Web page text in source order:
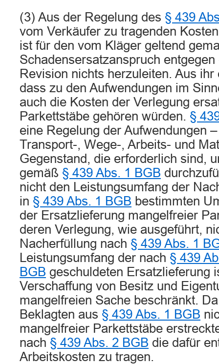
(3) Aus der Regelung des § 439
vom Verkäufer zu tragenden
ist für den vom Kläger geltend
Schadensersatzanspruch
Revision nichts herzuleiten. Aus
dass zu den Aufwendungen im
auch die Kosten der Verlegung
Parkettstäbe gehören würden. §
eine Regelung der Aufwendungen
Transport-, Wege-, Arbeits- und
Gegenstand, die erforderlich sind,
gemäß § 439 Abs. 1 BGB
nicht den Leistungsumfang der
in § 439 Abs. 1 BGB bestimmten
der Ersatzlieferung mangelfreier
deren Verlegung, wie ausgeführt,
Nacherfüllung nach § 439 Abs. 1
Leistungsumfang der nach § 439
BGB geschuldeten Ersatzlieferung
Verschaffung von Besitz und
mangelfreien Sache beschränkt.
Beklagten aus § 439 Abs. 1 BGB
mangelfreier Parkettstäbe
nach § 439 Abs. 2 BGB die dafür
Arbeitskosten zu tragen.